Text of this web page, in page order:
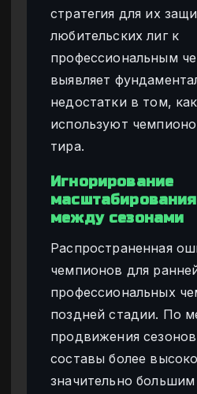
стратегия для их
любительских лиг к
профессиональным
выявляет
недостатки в том,
используют
тира.
Игнорирование
между сезонами
Распространенная
чемпионов для
профессиональных
поздней стадии. По
продвижения
составы более
значительно